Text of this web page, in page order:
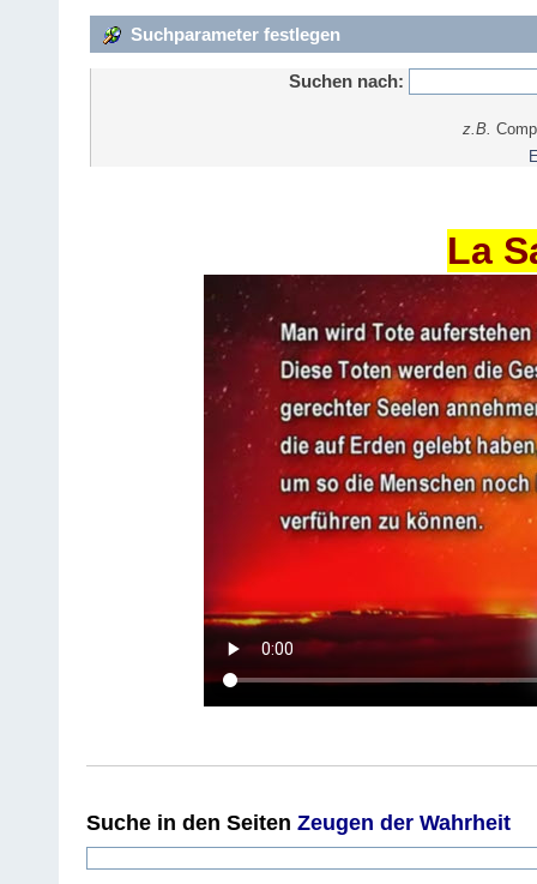
Suchparameter festlegen
Suchen nach:
z.B.
La
Suche in den Seiten Zeugen der Wahrheit